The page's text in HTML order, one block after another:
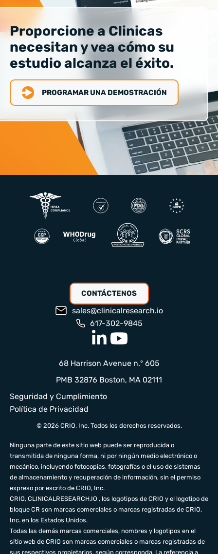
Proporcione a Clinicas
necesitan y vea cómo su
estudio alcanza el éxito.
PROGRAMAR UNA DEMOSTRACIÓN
CONTÁCTENOS
sales@clinicalresearch.io
617-302-9845
Seguridad y Cumplimiento
Política de Privacidad
© 2026 CRIO, Inc. Todos los derechos reservados.
68 Harrison Avenue n.º 605
PMB 32876 Boston, MA 02111
Ninguna parte de este sitio web puede ser reproducida o
transmitida de ninguna forma, ni por ningún medio electrónico o
mecánico, incluyendo fotocopias, fotografías o el uso de sistemas
de almacenamiento y recuperación de información, sin el permiso
expreso por escrito de CRIO, Inc.
CRIO, CLINICALRESEARCH.IO , los logotipos de CRIO y el logotipo de
bloque CR son marcas comerciales o marcas registradas de CRIO,
Inc. en los Estados Unidos.
Todas las demás marcas comerciales, nombres y logotipos en el
sitio web de CRIO son marcas comerciales o marcas registradas de
sus respectivos propietarios, según corresponda. La referencia a